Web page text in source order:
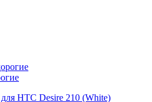
HTC Desire 210 (White)